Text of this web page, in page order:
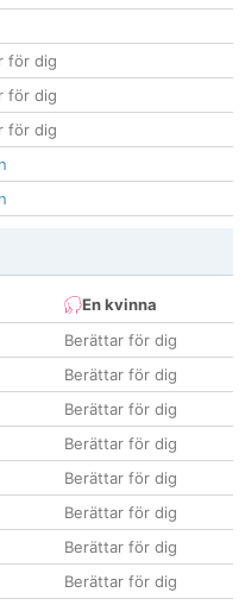
för dig
för dig
för dig
En kvinna
Berättar för dig
Berättar för dig
Berättar för dig
Berättar för dig
Berättar för dig
Berättar för dig
Berättar för dig
Berättar för dig